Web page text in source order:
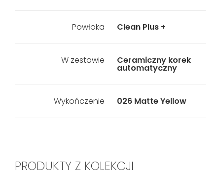
Powłoka Clean Plus +
W zestawie Ceramiczny korek
automatyczny
Wykończenie 026 Matte Yellow
PRODUKTY Z KOLEKCJI